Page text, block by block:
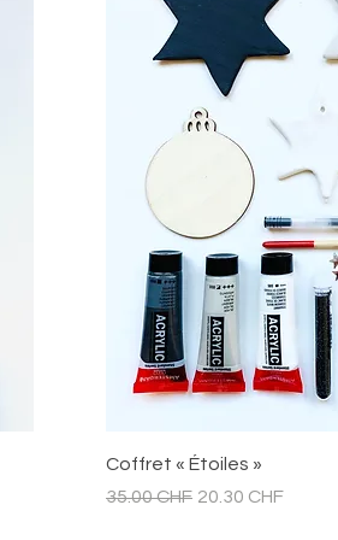
Coffret « Étoiles »
Prix original
35.00 CHF Prix
20.30 CHF